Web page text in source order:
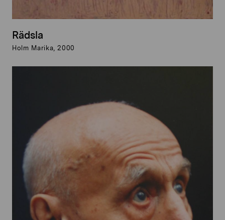
Rädsla
Holm Marika, 2000